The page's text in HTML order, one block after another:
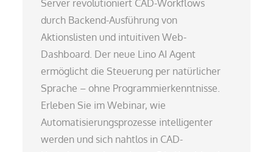
Server revolutioniert CAD-Workflows
durch Backend-Ausführung von
Aktionslisten und intuitiven Web-
Dashboard. Der neue Lino AI Agent
ermöglicht die Steuerung per natürlicher
Sprache – ohne Programmierkenntnisse.
Erleben Sie im Webinar, wie
Automatisierungsprozesse intelligenter
werden und sich nahtlos in CAD-